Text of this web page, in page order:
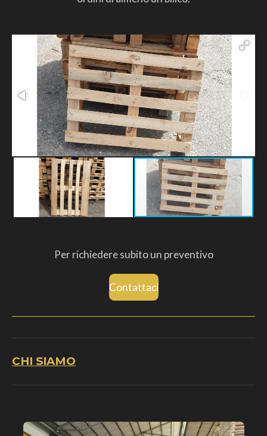
Per richiedere subito un preventivo
Contattaci
CHI SIAMO